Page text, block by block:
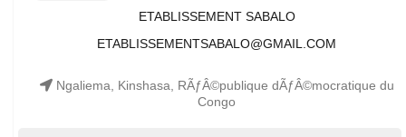
ETABLISSEMENT SABALO
ETABLISSEMENTSABALO@GMAIL.COM
Ngaliema, Kinshasa, RÃƒÂ©publique dÃƒÂ©mocratique du
Congo